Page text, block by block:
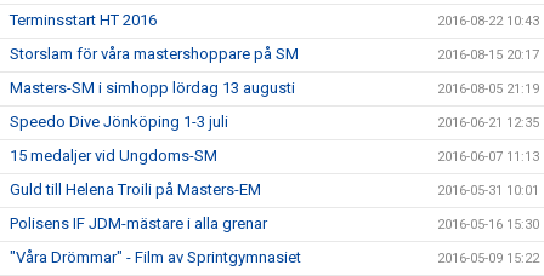
Terminsstart HT 2016 2016-08-22 10:43
Storslam för våra mastershoppare på SM 2016-08-15 20:17
Masters-SM i simhopp lördag 13 augusti 2016-08-05 21:19
Speedo Dive Jönköping 1-3 juli 2016-06-21 12:35
15 medaljer vid Ungdoms-SM 2016-06-07 11:13
Guld till Helena Troili på Masters-EM 2016-05-31 10:01
Polisens IF JDM-mästare i alla grenar 2016-05-16 15:30
"Våra Drömmar" - Film av Sprintgymnasiet 2016-05-09 15:22